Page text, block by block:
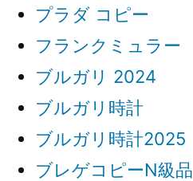
プラダ コピー
フランクミュラー
ブルガリ 2024
ブルガリ時計
ブルガリ時計2025
ブレゲコピーN級品